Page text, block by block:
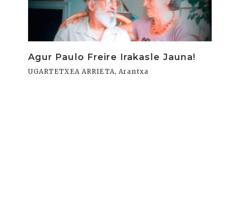
Agur Paulo Freire Irakasle Jauna!
UGARTETXEA ARRIETA, Arantxa